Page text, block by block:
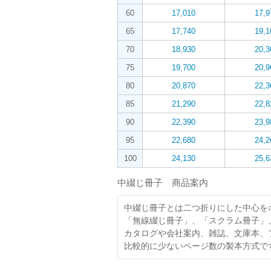
60
17,010
65
17,740
70
18,930
75
19,700
80
20,870
85
21,290
90
22,390
95
22,680
100
24,130
中綴じ冊子 商品案内
中綴じ冊子とは二つ折りにした中心
「無線綴じ冊子」、「スクラム冊子
カタログや会社案内、雑誌、文庫本
比較的に少ないページ数の製本方式